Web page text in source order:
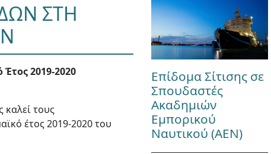
ΣΤΗ
2019-2020
καλεί τους
έτος 2019-2020 του
Επίδομα Σίτισης σε
Σπουδαστές
Ακαδημιών
Εμπορικού
Ναυτικού (ΑΕΝ)